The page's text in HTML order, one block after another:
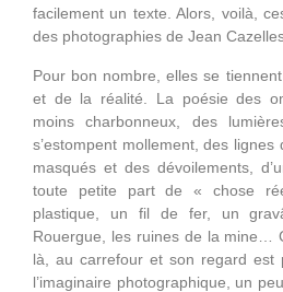
facilement un texte. Alors, voilà,
des photographies de Jean
Pour bon nombre, elles se
et de la réalité. La poésie des
moins charbonneux, des
s’estompent mollement, des
masqués et des dévoilements,
toute petite part de « chose
plastique, un fil de fer, un
Rouergue, les ruines de la mine…
là, au carrefour et son regard est
l’imaginaire photographique, un